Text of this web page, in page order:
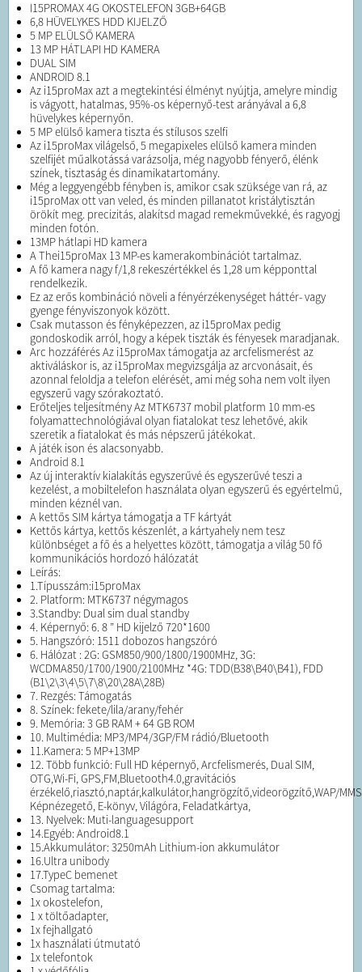
I15PROMAX 4G OKOSTELEFON 3GB+64GB
6,8 HÜVELYKES HDD KIJELZŐ
5 MP ELÜLSŐ KAMERA
13 MP HÁTLAPI HD KAMERA
DUAL SIM
ANDROID 8.1
Az i15proMax azt a megtekintési élményt nyújtja, amelyre mindig
is vágyott, hatalmas, 95%-os képernyő-test arányával a 6,8
hüvelykes képernyőn.
5 MP elülső kamera tiszta és stílusos szelfi
Az i15proMax világelső, 5 megapixeles elülső kamera minden
szelfijét műalkotássá varázsolja, még nagyobb fényerő, élénk
színek, tisztaság és dinamikatartomány.
Még a leggyengébb fényben is, amikor csak szüksége van rá, az
i15proMax ott van veled, és minden pillanatot kristálytisztán
örökít meg. precizitás, alakítsd magad remekművekké, és ragyogj
minden fotón.
13MP hátlapi HD kamera
A Thei15proMax 13 MP-es kamerakombinációt tartalmaz.
A fő kamera nagy f/1,8 rekeszértékkel és 1,28 um képponttal
rendelkezik.
Ez az erős kombináció növeli a fényérzékenységet háttér- vagy
gyenge fényviszonyok között.
Csak mutasson és fényképezzen, az i15proMax pedig
gondoskodik arról, hogy a képek tiszták és fényesek maradjanak.
Arc hozzáférés Az i15proMax támogatja az arcfelismerést az
aktiváláskor is, az i15proMax megvizsgálja az arcvonásait, és
azonnal feloldja a telefon elérését, ami még soha nem volt ilyen
egyszerű vagy szórakoztató.
Erőteljes teljesítmény Az MTK6737 mobil platform 10 mm-es
folyamattechnológiával olyan fiatalokat tesz lehetővé, akik
szeretik a fiatalokat és más népszerű játékokat.
A játék ison és alacsonyabb.
Android 8.1
Az új interaktív kialakítás egyszerűvé és egyszerűvé teszi a
kezelést, a mobiltelefon használata olyan egyszerű és egyértelmű,
minden kéznél van.
A kettős SIM kártya támogatja a TF kártyát
Kettős kártya, kettős készenlét, a kártyahely nem tesz
különbséget a fő és a helyettes között, támogatja a világ 50 fő
kommunikációs hordozó hálózatát
Leírás:
1.Típusszám:i15proMax
2. Platform: MTK6737 négymagos
3.Standby: Dual sim dual standby
4. Képernyő: 6. 8 ” HD kijelző 720*1600
5. Hangszóró: 1511 dobozos hangszóró
6. Hálózat : 2G: GSM850/900/1800/1900MHz, 3G:
WCDMA850/1700/1900/2100MHz *4G: TDD(B38\B40\B41), FDD
(B1\2\3\4\5\7\8\20\28A\28B)
7. Rezgés: Támogatás
8. Színek: fekete/lila/arany/fehér
9. Memória: 3 GB RAM + 64 GB ROM
10. Multimédia: MP3/MP4/3GP/FM rádió/Bluetooth
11.Kamera: 5 MP+13MP
12. Több funkció: Full HD képernyő, Arcfelismerés, Dual SIM,
OTG,Wi-Fi, GPS,FM,Bluetooth4.0,gravitációs
érzékelő,riasztó,naptár,kalkulátor,hangrögzítő,videorögzítő,WAP/
Képnézegető, E-könyv, Világóra, Feladatkártya,
13. Nyelvek: Muti-languagesupport
14.Egyéb: Android8.1
15.Akkumulátor: 3250mAh Lithium-ion akkumulátor
16.Ultra unibody
17.TypeC bemenet
Csomag tartalma:
1x okostelefon,
1 x töltőadapter,
1x fejhallgató
1x használati útmutató
1x telefontok